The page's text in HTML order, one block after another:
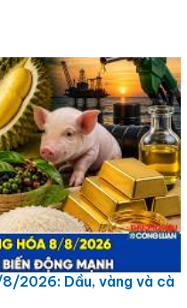
2026: Dầu, vàng và cà